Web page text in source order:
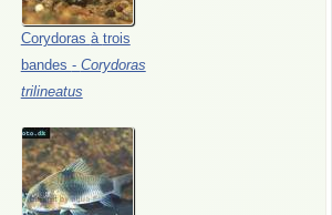
Corydoras à trois
bandes - Corydoras
trilineatus